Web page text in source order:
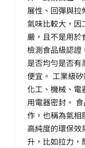
選購指南
公司介紹
聯繫洽詢
展性、回彈與拉
氣味比較大，因
嚴，且不是用
檢測食品級認證
是否均勻是否有
便宜。 工業級
化工、機械、電
用電器密封。
作，也稱為氣相
高純度的環保效
升，比如拉力，